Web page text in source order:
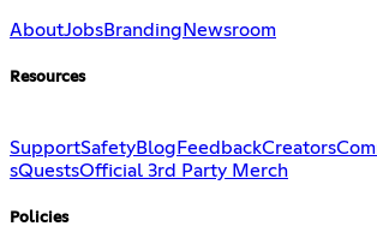
AboutJobsBranding Newsroom
Resources
SupportSafetyBlog FeedbackCreators
sQuestsOfficial 3rd Party Merch
Policies